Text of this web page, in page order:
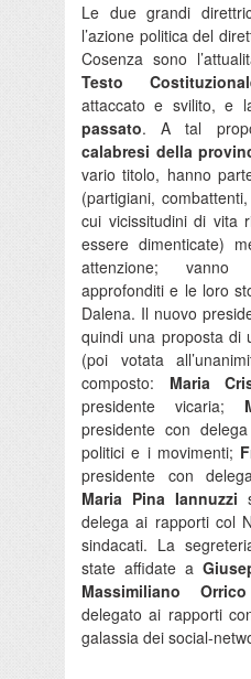
Le due grandi
l’azione politica del
Cosenza sono
Testo
attaccato e svilito, e
passato. A tal
calabresi della
vario titolo, hanno
(partigiani,
cui vicissitudini di vita
essere dimenticate)
attenzione; vanno
approfonditi e le loro
Dalena. Il nuovo
quindi una proposta di
(poi votata
composto: Maria
presidente vicaria;
presidente con
politici e i movimenti;
presidente con
Maria Pina Iannuzzi
delega ai rapporti col
sindacati. La
state affidate a
Massimiliano Orrico
delegato ai rapporti
galassia dei social-